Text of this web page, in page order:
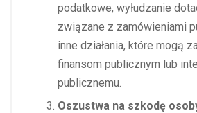
podatkowe, wyłudzanie
związane z zamówieniami
inne działania, które mogą
finansom publicznym lub
publicznemu.
Oszustwa na szkodę